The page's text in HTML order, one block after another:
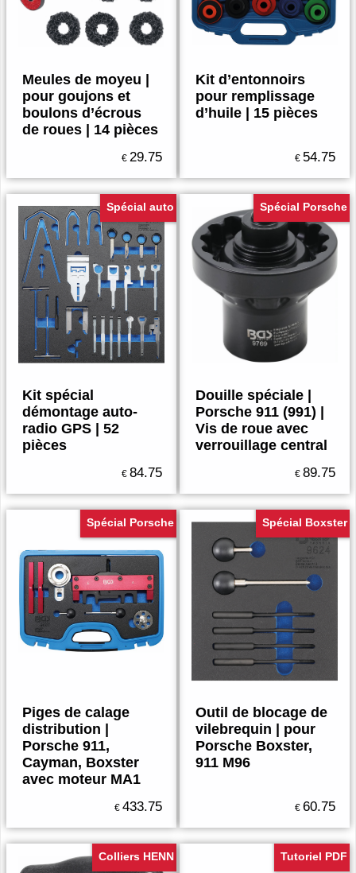
Meules de moyeu |
pour goujons et
boulons d’écrous
de roues | 14 pièces
€ 29.75
Kit d’entonnoirs
pour remplissage
d’huile | 15 pièces
€ 54.75
Spécial auto
Kit spécial
démontage auto-
radio GPS | 52
pièces
€ 84.75
Spécial Porsche
Douille spéciale |
Porsche 911 (991) |
Vis de roue avec
verrouillage central
€ 89.75
Spécial Porsche
Piges de calage
distribution |
Porsche 911,
Cayman, Boxster
avec moteur MA1
€ 433.75
Spécial Boxster
Outil de blocage de
vilebrequin | pour
Porsche Boxster,
911 M96
€ 60.75
Colliers HENN Tutoriel PDF